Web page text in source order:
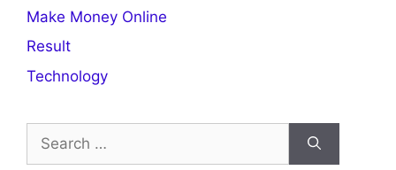
Make Money Online
Result
Technology
for: